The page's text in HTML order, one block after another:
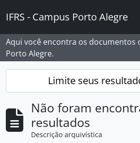
IFRS - Campus Porto Alegre
Aqui você encontra os documentos
Porto Alegre.
Limite seus
Não foram
resultados
Descrição arquivística